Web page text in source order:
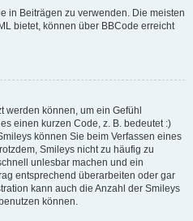
in Beiträgen zu verwenden. Die meisten
bietet, können über BBCode erreicht
werden können, um ein Gefühl
einen kurzen Code, z. B. bedeutet :)
können Sie beim Verfassen eines
Smileys nicht zu häufig zu
unlesbar machen und ein
entsprechend überarbeiten oder gar
kann auch die Anzahl der Smileys
können.